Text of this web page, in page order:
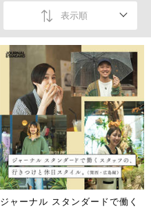
表示順
ジャーナル スタンダードで働く